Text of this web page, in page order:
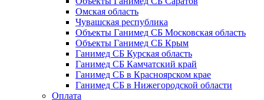
Омская область
Чувашская республика
Объекты Ганимед СБ Московская область
Объекты Ганимед СБ Крым
Ганимед СБ Курская область
Ганимед СБ Камчатский край
Ганимед СБ в Красноярском крае
Ганимед СБ в Нижегородской области
Оплата